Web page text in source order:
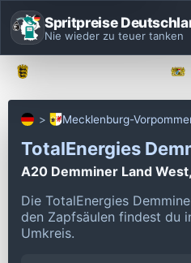
Spritpreise
Nie wieder zu teuer tanken
Mecklenburg-
TotalEnergies
A20 Demminer Land
Die TotalEnergies
den Zapfsäulen findest du
Umkreis.